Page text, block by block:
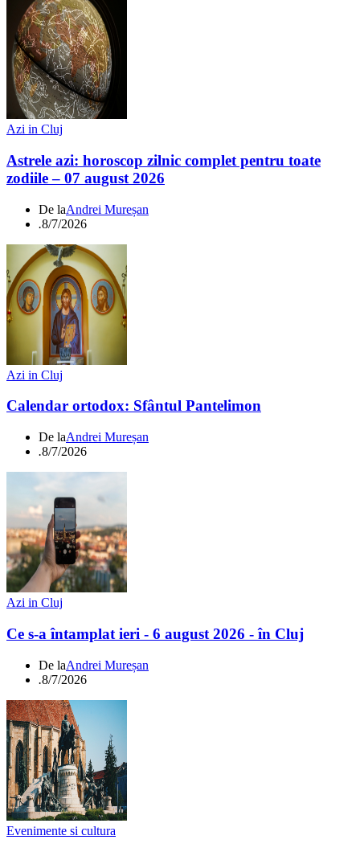
Azi in Cluj
Astrele azi: horoscop zilnic complet pentru toate
zodiile – 07 august 2026
De laAndrei Mureșan
.8/7/2026
Azi in Cluj
Calendar ortodox: Sfântul Pantelimon
De laAndrei Mureșan
.8/7/2026
Azi in Cluj
Ce s-a întamplat ieri - 6 august 2026 - în Cluj
De laAndrei Mureșan
.8/7/2026
Evenimente si cultura